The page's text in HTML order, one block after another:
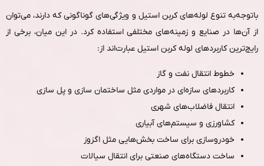
باتوجه‌به تنوع لوله‌های کربن استیل و ویژگی‌های گوناگونی که دارند، می‌توان
از آن‌ها در صنایع و زمینه‌های مختلفی استفاده کرد. در این میان، برخی از
رایج‌ترین کاربردهای لوله کربن استیل عبارت‌اند از:
خطوط انتقال نفت و گاز
کاربردهای سازه‌ای در مواردی مثل ساختمان‌ سازی و پل‌ سازی
انتقال فاضلاب‌های شهری
کشاورزی و سیستم‌های آبیاری
خودروسازی برای ساخت بخش‌هایی مثل اگزوز
ساخت دستگاه‌های صنعتی برای انتقال سیالات